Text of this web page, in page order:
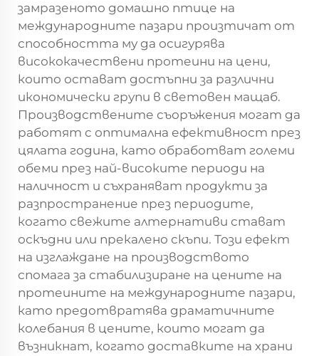
замразеното домашно птице на
международните пазари произтичат от
способността му да осигурява
висококачествени протеини на цени,
които остават достъпни за различни
икономически групи в световен мащаб.
Производствените съоръжения могат да
работят с оптимална ефективност през
цялата година, като обработват големи
обеми през най-високите периоди на
наличност и съхраняват продукти за
разпространение през периодите,
когато свежите алтернативи стават
оскъдни или прекалено скъпи. Този ефект
на изглаждане на производството
спомага за стабилизиране на цените на
протеините на международните пазари,
като предотвратява драматичните
колебания в цените, които могат да
възникнат, когато доставките на храни